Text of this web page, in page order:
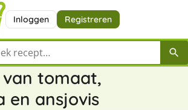
Inloggen Registreren
een recept
tomaat,
en ansjovis